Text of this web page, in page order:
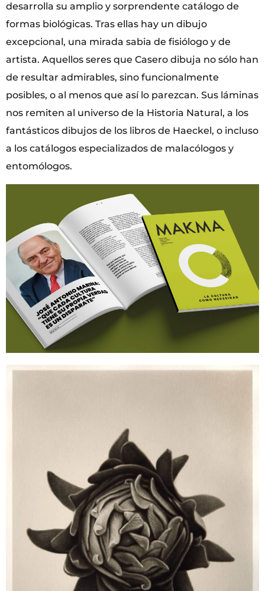
desarrolla su amplio y sorprendente catálogo de
formas biológicas. Tras ellas hay un dibujo
excepcional, una mirada sabia de fisiólogo y de
artista. Aquellos seres que Casero dibuja no sólo han
de resultar admirables, sino funcionalmente
posibles, o al menos que así lo parezcan. Sus láminas
nos remiten al universo de la Historia Natural, a los
fantásticos dibujos de los libros de Haeckel, o incluso
a los catálogos especializados de malacólogos y
entomólogos.